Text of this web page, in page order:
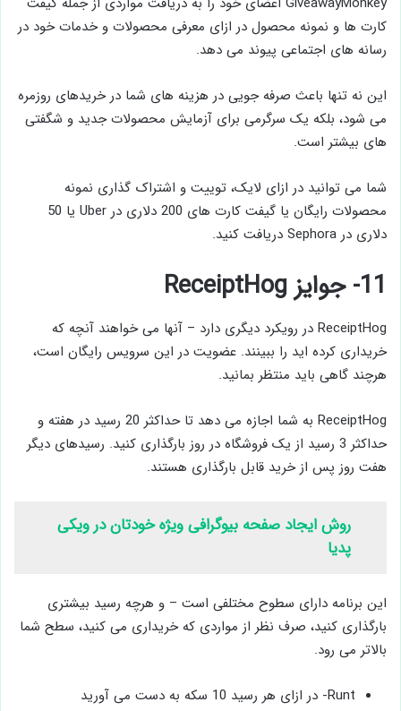
کارت ها و نمونه محصول در ازای معرفی محصولات و خدمات خود در
رسانه های اجتماعی پیوند می دهد.
این نه تنها باعث صرفه جویی در هزینه های شما در خریدهای روزمره
می شود، بلکه یک سرگرمی برای آزمایش محصولات جدید و شگفتی
های بیشتر است.
شما می توانید در ازای لایک، توییت و اشتراک گذاری نمونه
محصولات رایگان یا گیفت کارت های 200 دلاری در Uber یا 50
دلاری در Sephora دریافت کنید.
11- جوایز ReceiptHog
ReceiptHog در رویکرد دیگری دارد – آنها می خواهند آنچه که
خریداری کرده اید را ببینند. عضویت در این سرویس رایگان است،
هرچند گاهی باید منتظر بمانید.
ReceiptHog به شما اجازه می دهد تا حداکثر 20 رسید در هفته و
حداکثر 3 رسید از یک فروشگاه در روز بارگذاری کنید. رسیدهای دیگر
هفت روز پس از خرید قابل بارگذاری هستند.
روش ایجاد صفحه بیوگرافی ویژه خودتان در ویکی
پدیا
این برنامه دارای سطوح مختلفی است – و هرچه رسید بیشتری
بارگذاری کنید، صرف نظر از مواردی که خریداری می کنید، سطح شما
بالاتر می رود.
Runt- در ازای هر رسید 10 سکه به دست می آورید